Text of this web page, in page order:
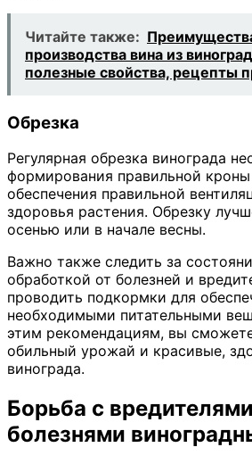
Читайте также:
производства вина из
полезные свойства, рецепты
Обрезка
Регулярная обрезка винограда
формирования правильной кроны
обеспечения правильной
здоровья растения. Обрезку
осенью или в начале весны.
Важно также следить за
обработкой от болезней и
проводить подкормки для
необходимыми питательными
этим рекомендациям, вы
обильный урожай и красивые,
винограда.
Борьба с
болезнями